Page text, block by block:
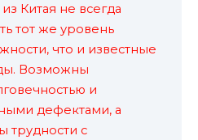
Китая не всегда
тот же уровень
что и известные
Возможны
и
дефектами, а
трудности с